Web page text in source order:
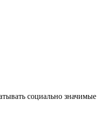
социально значимые